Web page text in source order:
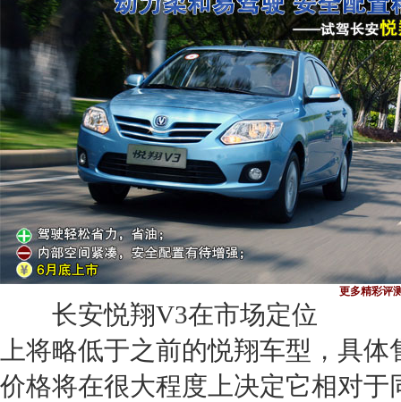
更多精彩评
长安悦翔V3在市场定位
上将略低于之前的悦翔车型，具体
价格将在很大程度上决定它相对